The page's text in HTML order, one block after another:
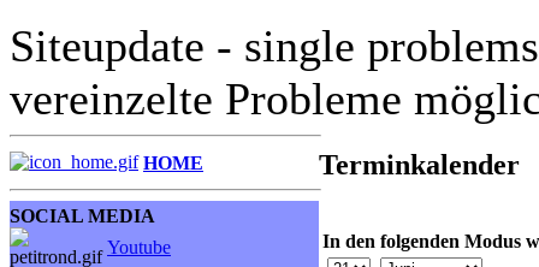
Siteupdate - single
vereinzelte Probleme
HOME
SOCIAL MEDIA
Youtube
Terminkalender
In den folgenden Modus